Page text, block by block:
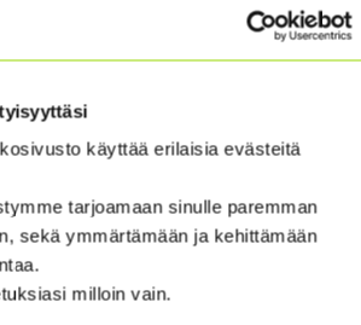
käyttää erilaisia evästeitä
tarjoamaan sinulle paremman
sekä ymmärtämään ja kehittämään
milloin vain.
8.11. pidetyn ”CIA -sisäisen
-webinaarin
aiheena oli CIA-tutkinto –
tietoihin pääset